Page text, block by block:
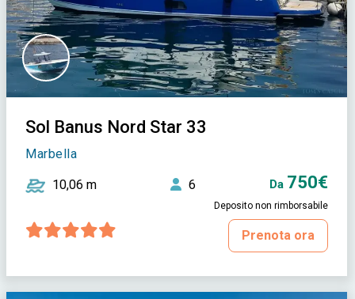
Sol Banus Nord Star 33
Marbella
10,06 m 6 Da 750€
Deposito non rimborsabile
Prenota ora